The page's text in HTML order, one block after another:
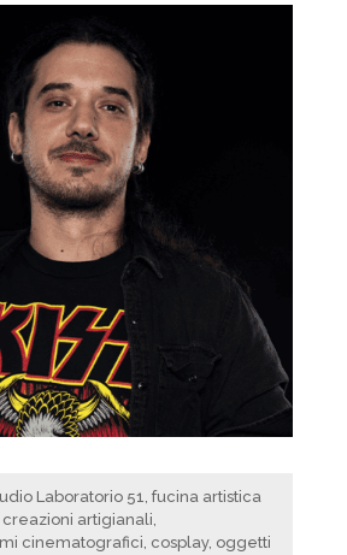
Laboratorio 51, fucina artistica
artigianali,
cinematografici, cosplay, oggetti